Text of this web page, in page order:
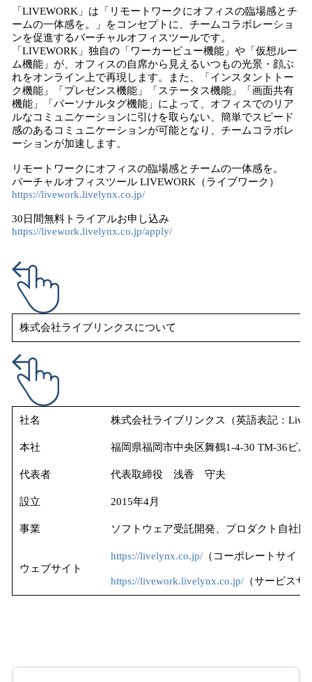
「LIVEWORK」は「リモートワークにオフィスの臨場感とチ
ームの一体感を。」をコンセプトに、チームコラボレーショ
ンを促進するバーチャルオフィスツールです。
「LIVEWORK」独自の「ワーカービュー機能」や「仮想ルー
ム機能」が、オフィスの自席から見えるいつもの光景・顔ぶ
れをオンライン上で再現します。また、「インスタントトー
ク機能」「プレゼンス機能」「ステータス機能」「画面共有
機能」「パーソナルタグ機能」によって、オフィスでのリア
ルなコミュニケーションに引けを取らない、簡単でスピード
感のあるコミュニケーションが可能となり、チームコラボレ
ーションが加速します。
リモートワークにオフィスの臨場感とチームの一体感を。
バーチャルオフィスツール LIVEWORK（ライブワーク）
https://livework.livelynx.co.jp/
30日間無料トライアルお申し込み
https://livework.livelynx.co.jp/apply/
株式会社ライブリンクスについて
社名 株式会社ライブリンクス（英語表記：Live
本社 福岡県福岡市中央区舞鶴1-4-30 TM-36ビ
代表者 代表取締役 浅香 守夫
設立 2015年4月
事業 ソフトウェア受託開発、プロダクト自社開
ウェブサイト
https://livelynx.co.jp/ （コーポレートサイト
https://livework.livelynx.co.jp/ （サービスサ